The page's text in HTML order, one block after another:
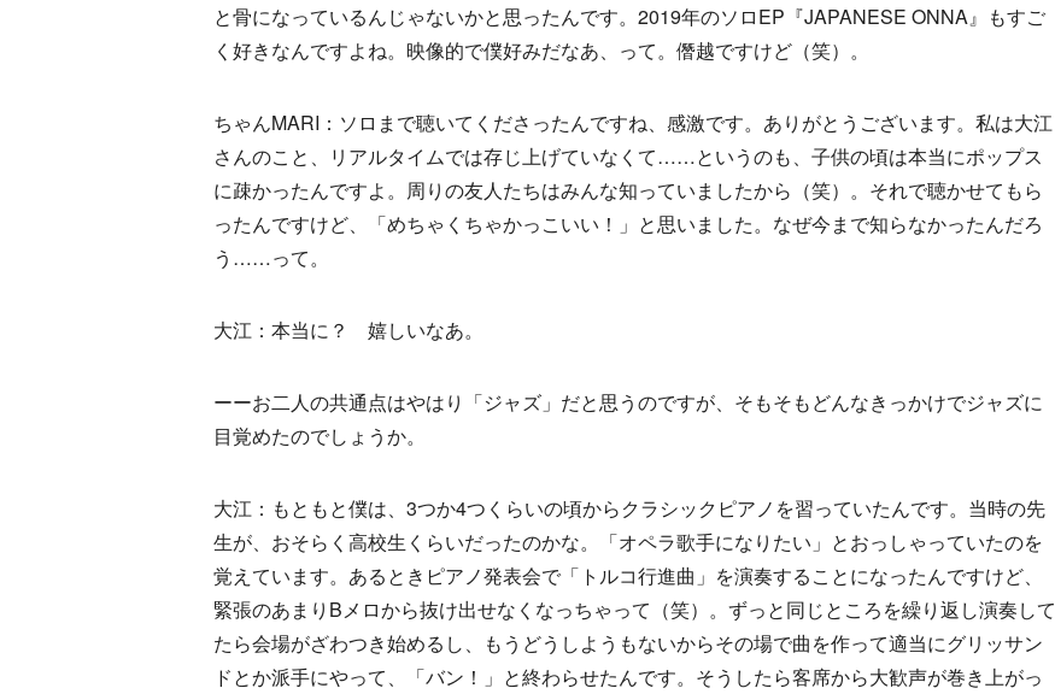
と骨になっているんじゃないかと思ったんです。2019年のソロEP『JAPANESE ONNA』もすご
く好きなんですよね。映像的で僕好みだなあ、って。僭越ですけど（笑）。
ちゃんMARI：ソロまで聴いてくださったんですね、感激です。ありがとうございます。私は大江
さんのこと、リアルタイムでは存じ上げていなくて……というのも、子供の頃は本当にポップス
に疎かったんですよ。周りの友人たちはみんな知っていましたから（笑）。それで聴かせてもら
ったんですけど、「めちゃくちゃかっこいい！」と思いました。なぜ今まで知らなかったんだろ
う……って。
大江：本当に？ 嬉しいなあ。
ーーお二人の共通点はやはり「ジャズ」だと思うのですが、そもそもどんなきっかけでジャズに
目覚めたのでしょうか。
大江：もともと僕は、3つか4つくらいの頃からクラシックピアノを習っていたんです。当時の先
生が、おそらく高校生くらいだったのかな。「オペラ歌手になりたい」とおっしゃっていたのを
覚えています。あるときピアノ発表会で「トルコ行進曲」を演奏することになったんですけど、
緊張のあまりBメロから抜け出せなくなっちゃって（笑）。ずっと同じところを繰り返し演奏して
たら会場がざわつき始めるし、もうどうしようもないからその場で曲を作って適当にグリッサン
ドとか派手にやって、「バン！」と終わらせたんです。そうしたら客席から大歓声が巻き上がっ